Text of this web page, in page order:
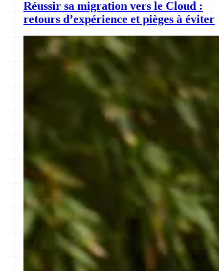
Réussir sa migration vers le Cloud :
retours d’expérience et pièges à éviter